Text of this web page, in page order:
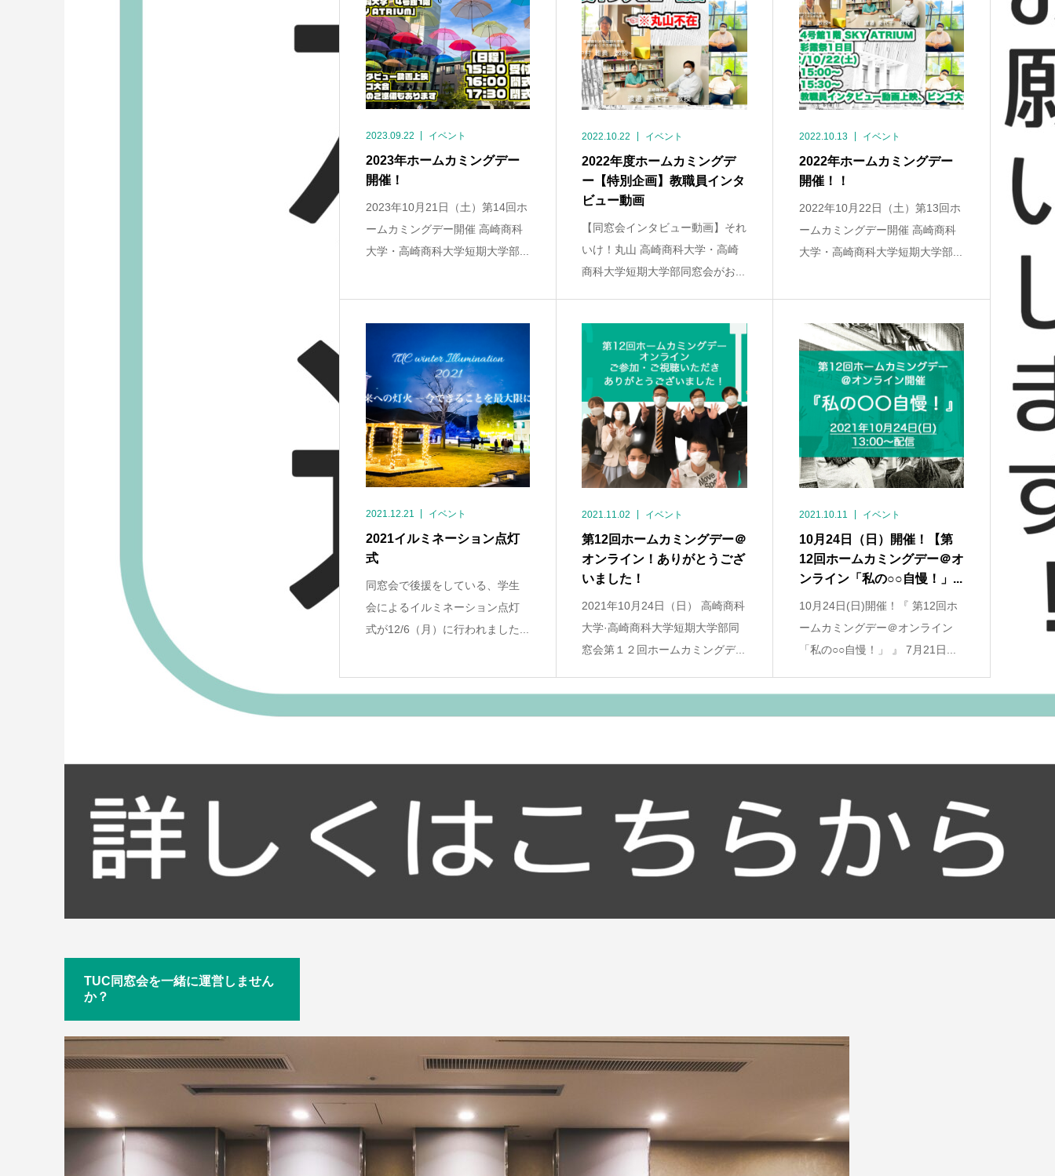
2023.09.22 イベント
2023年ホームカミングデー
開催！
2023年10月21日（土）第14回ホ
ームカミングデー開催 高崎商科
大学・高崎商科大学短期大学部...
2022.10.22 イベント
2022年度ホームカミングデ
ー【特別企画】教職員インタ
ビュー動画
【同窓会インタビュー動画】それ
いけ！丸山 高崎商科大学・高崎
商科大学短期大学部同窓会がお...
2022.10.13 イベント
2022年ホームカミングデー
開催！！
2022年10月22日（土）第13回ホ
ームカミングデー開催 高崎商科
大学・高崎商科大学短期大学部...
2021.12.21 イベント
2021イルミネーション点灯
式
同窓会で後援をしている、学生
会によるイルミネーション点灯
式が12/6（月）に行われました...
2021.11.02 イベント
第12回ホームカミングデー＠
オンライン！ありがとうござ
いました！
2021年10月24日（日） 高崎商科
大学·高崎商科大学短期大学部同
窓会第１２回ホームカミングデ...
2021.10.11 イベント
10月24日（日）開催！【第
12回ホームカミングデー＠オ
ンライン「私の○○自慢！」...
10月24日(日)開催！『 第12回ホ
ームカミングデー＠オンライン
「私の○○自慢！」 』 7月21日...
TUC同窓会を一緒に運営しません
か？